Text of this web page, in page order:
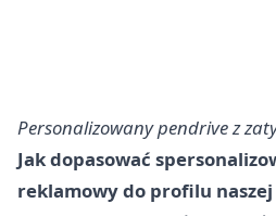
Personalizowany pendrive z
Jak dopasować
reklamowy do profilu naszej